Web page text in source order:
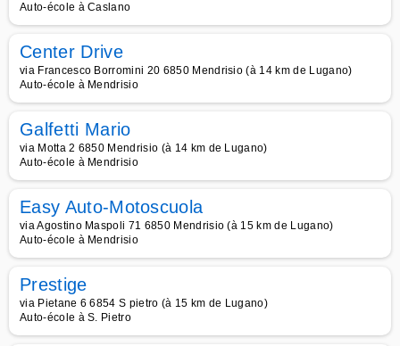
Auto-école à Caslano
Center Drive
via Francesco Borromini 20 6850 Mendrisio (à 14 km de Lugano)
Auto-école à Mendrisio
Galfetti Mario
via Motta 2 6850 Mendrisio (à 14 km de Lugano)
Auto-école à Mendrisio
Easy Auto-Motoscuola
via Agostino Maspoli 71 6850 Mendrisio (à 15 km de Lugano)
Auto-école à Mendrisio
Prestige
via Pietane 6 6854 S pietro (à 15 km de Lugano)
Auto-école à S. Pietro